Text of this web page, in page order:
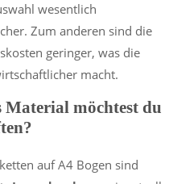
wesentlich
Zum anderen sind die
geringer, was die
macht.
Material möchtest du
auf A4 Bogen sind